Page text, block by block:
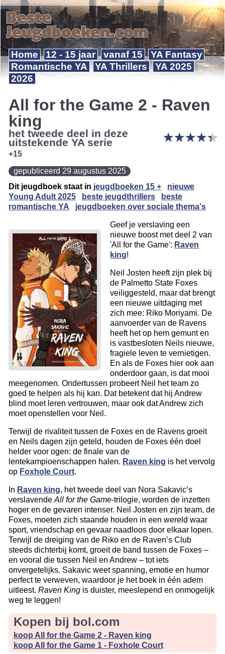
Home 12 - 15 jaar vanaf 15
YA Fantasy
Romantische YA
YA Thrillers
YA 2025
2026
All for the Game 2 - Raven
king
★★★★★
★★★★★
het tweede deel in deze
uitstekende YA serie
+15
gepubliceerd 29 augustus 2025
Dit jeugdboek staat in jeugdboeken 15 +
nieuwe
Young Adult 2025
beste jeugdthrillers
beste
romantische YA
jeugdboeken over sociale thema's
Geef je verslaving een
nieuwe boost met deel 2 van
'All for the Game': Raven
king!
Neil Josten heeft zijn plek bij
de Palmetto State Foxes
veiliggesteld, maar dat brengt
een nieuwe uitdaging met
zich mee: Riko Moriyami. De
aanvoerder van de Ravens
heeft het op hem gemunt en
is vastbesloten Neils nieuwe,
fragiele leven te vernietigen.
En als de Foxes hier ook aan
onderdoor gaan, is dat mooi
meegenomen. Ondertussen probeert Neil het team zo
goed te helpen als hij kan. Dat betekent dat hij Andrew
blind moet leren vertrouwen, maar ook dat Andrew zich
moet openstellen voor Neil.
Terwijl de rivaliteit tussen de Foxes en de Ravens groeit
en Neils dagen zijn geteld, houden de Foxes één doel
helder voor ogen: de finale van de
lentekampioenschappen halen. Raven king is het vervolg
op Foxhole Court.
In Raven king, het tweede deel van Nora Sakavic’s
verslavende All for the Game-trilogie, worden de inzetten
hoger en de gevaren intenser. Neil Josten en zijn team, de
Foxes, moeten zich staande houden in een wereld waar
sport, vriendschap en gevaar naadloos door elkaar lopen.
Terwijl de dreiging van de Riko en de Raven’s Club
steeds dichterbij komt, groeit de band tussen de Foxes –
en vooral die tussen Neil en Andrew – tot iets
onvergetelijks. Sakavic weet spanning, emotie en humor
perfect te verweven, waardoor je het boek in één adem
uitleest. Raven King is duister, meeslepend en onmogelijk
weg te leggen!
Kopen bij bol.com
koop All for the Game 2 - Raven king
koop All for the Game 1 - Foxhole Court